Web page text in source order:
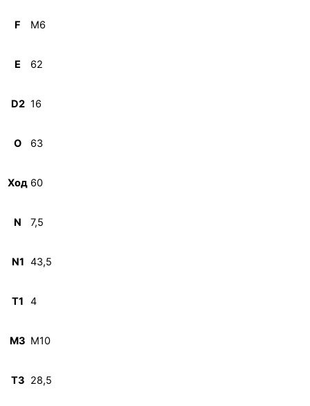
F M6
E 62
D2 16
O 63
Ход 60
N 7,5
N1 43,5
T1 4
M3 M10
T3 28,5